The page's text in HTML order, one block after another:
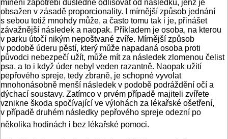
mínění zapotřebí důsledně odlišovat od následku, jenž je
obsažen v zásadě proporcionality. I mírnější způsob jednání
s sebou totiž mnohdy může, a často tomu tak i je, přinášet
závažnější následek a naopak. Příkladem je osoba, na kterou
v parku útočí nikým nepoštvané zvíře. Mírnější způsob
v podobě úderu pěstí, který může napadaná osoba proti
původci nebezpečí užít, může mít za následek zlomenou čelist
psa, a to i když úder nebyl veden razantně. Naopak užití
pepřového spreje, tedy zbraně, je schopné vyvolat
mnohonásobně menší následek v podobě podráždění očí a
dýchací soustavy. Zatímco v prvém případě majiteli zvířete
vznikne škoda spočívající ve výlohách za lékařské ošetření,
v případě druhém následky pepřového spreje odezní po
několika hodinách i bez lékařské pomoci.